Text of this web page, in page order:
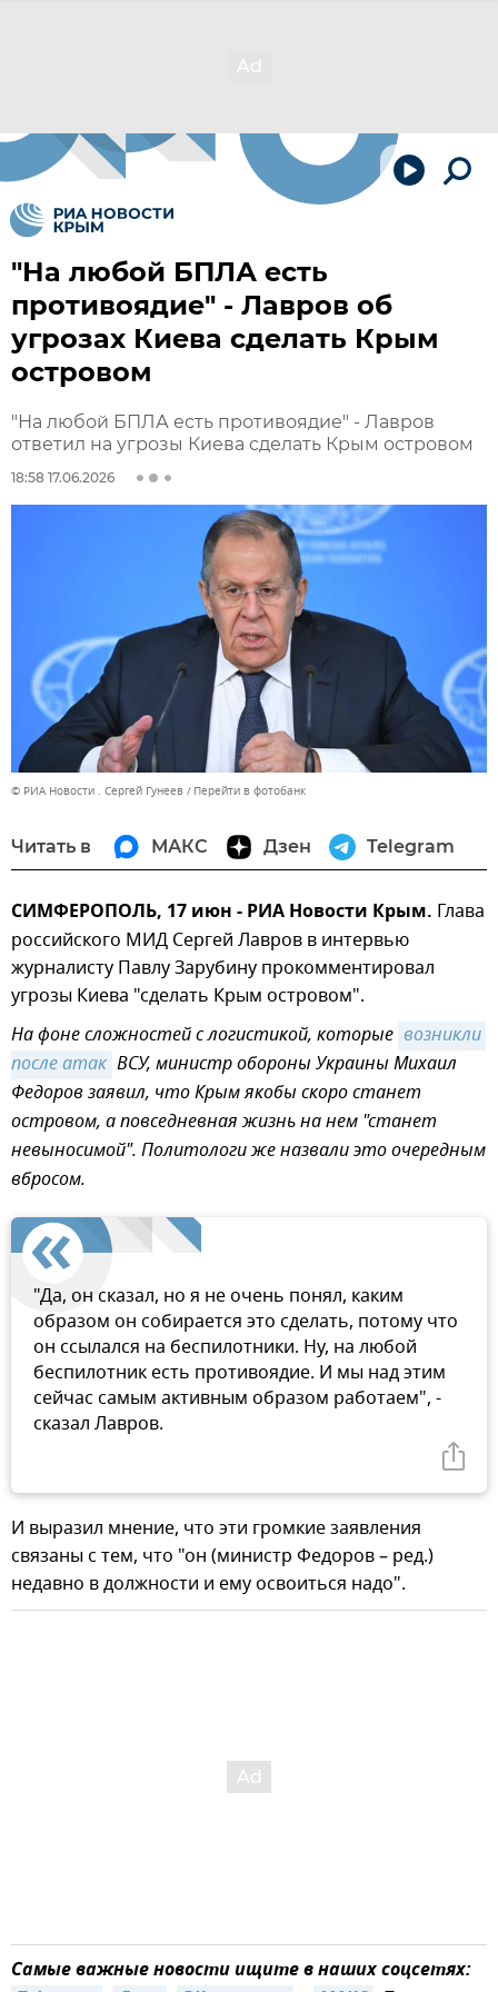
"На любой БПЛА есть
противоядие" - Лавров об
угрозах Киева сделать Крым
островом
"На любой БПЛА есть противоядие" - Лавров
ответил на угрозы Киева сделать Крым островом
18:58 17.06.2026
© РИА Новости . Сергей Гунеев Перейти в фотобанк
Читать в МАКС Дзен Telegram
СИМФЕРОПОЛЬ, 17 июн - РИА Новости Крым. Глава
российского МИД Сергей Лавров в интервью
журналисту Павлу Зарубину прокомментировал
угрозы Киева "сделать Крым островом".
На фоне сложностей с логистикой, которые возникли
после атак ВСУ, министр обороны Украины Михаил
Федоров заявил, что Крым якобы скоро станет
островом, а повседневная жизнь на нем "станет
невыносимой". Политологи же назвали это очередным
вбросом.
"Да, он сказал, но я не очень понял, каким
образом он собирается это сделать, потому что
он ссылался на беспилотники. Ну, на любой
беспилотник есть противоядие. И мы над этим
сейчас самым активным образом работаем", -
сказал Лавров.
И выразил мнение, что эти громкие заявления
связаны с тем, что "он (министр Федоров – ред.)
недавно в должности и ему освоиться надо".
Самые важные новости ищите в наших соцсетях: